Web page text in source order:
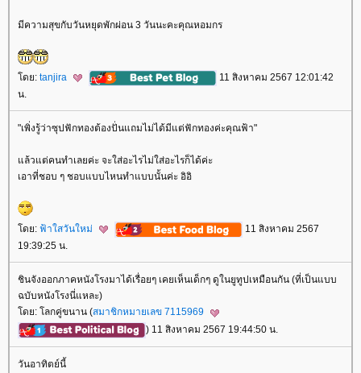
มีความสุขกับวันหยุดพักผ่อน 3 วันนะคะคุณหอมกร
ดย: tanjira
11 สิงหาคม 2567 12:01:42
น.
"เพิ่งรู้ว่าซุปฟักทองต้องปั่นแถมไม่ได้มีแต่ฟักทองค่ะคุณฟ้า"
ล้วแต่คนทำเลยค่ะ จะใส่อะไรไม่ใส่อะไรก็ได้ค่ะ
เอาที่ชอบ ๆ ชอบแบบไหนทำแบบนั้นค่ะ อิอิ
ดย: ฟ้าใสวันใหม่
11 สิงหาคม 2567
19:39:25 น.
ชินจังออกภาคหนังโรงมาได้เรื่อยๆ เคยเห็นเด็กๆ ดูในยูทูปเหมือนกัน (ที่เป็นแบบ
ฉบับหนังโรงนี่แหละ)
ดย: โลกคู่ขนาน (สมาชิกหมายเลข 7115969
) 11 สิงหาคม 2567 19:44:50 น.
วันอาทิตย์นี้